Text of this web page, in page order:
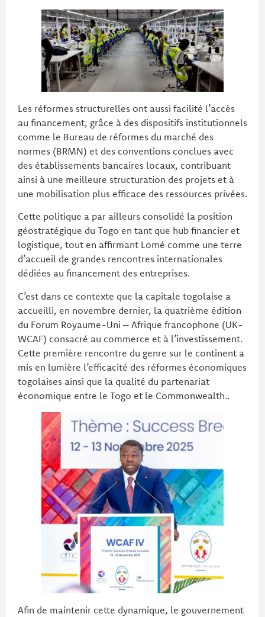
Les réformes structurelles ont aussi facilité l’accès
au financement, grâce à des dispositifs institutionnels
comme le Bureau de réformes du marché des
normes (BRMN) et des conventions conclues avec
des établissements bancaires locaux, contribuant
ainsi à une meilleure structuration des projets et à
une mobilisation plus efficace des ressources privées.
Cette politique a par ailleurs consolidé la position
géostratégique du Togo en tant que hub financier et
logistique, tout en affirmant Lomé comme une terre
d’accueil de grandes rencontres internationales
dédiées au financement des entreprises.
C’est dans ce contexte que la capitale togolaise a
accueilli, en novembre dernier, la quatrième édition
du Forum Royaume-Uni – Afrique francophone (UK-
WCAF) consacré au commerce et à l’investissement.
Cette première rencontre du genre sur le continent a
mis en lumière l’efficacité des réformes économiques
togolaises ainsi que la qualité du partenariat
économique entre le Togo et le Commonwealth..
Afin de maintenir cette dynamique, le gouvernement